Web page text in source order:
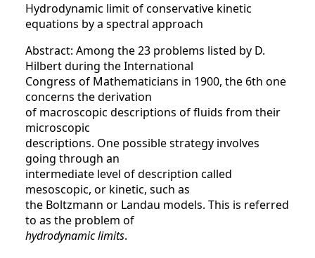
Hydrodynamic limit of conservative kinetic
equations by a spectral approach
Abstract: Among the 23 problems listed by D.
Hilbert during the International
Congress of Mathematicians in 1900, the 6th one
concerns the derivation
of macroscopic descriptions of fluids from their
microscopic
descriptions. One possible strategy involves
going through an
intermediate level of description called
mesoscopic, or kinetic, such as
the Boltzmann or Landau models. This is referred
to as the problem of
hydrodynamic limits.